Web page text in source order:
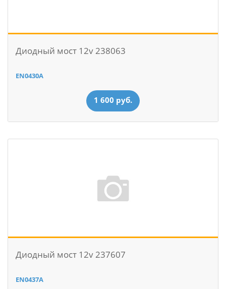
Диодный мост 12v 238063
EN0430A
1 600 руб.
Диодный мост 12v 237607
EN0437A